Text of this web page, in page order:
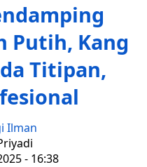
Putih, Kang
Titipan,
Ilman
- 16:38